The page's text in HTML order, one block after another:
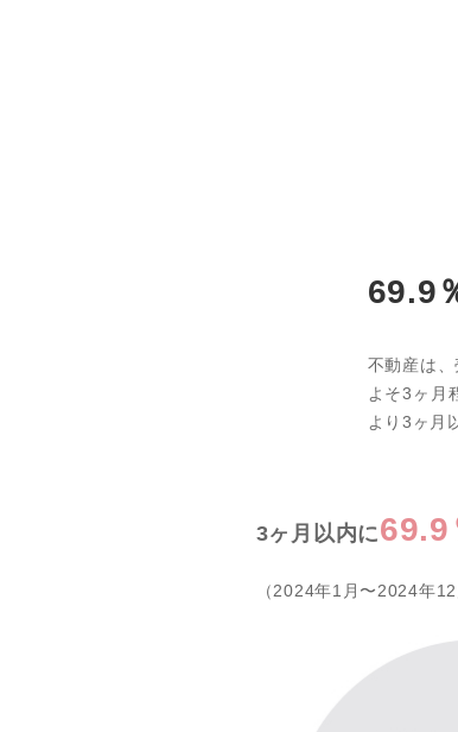
69.9
不動産は
よそ3ヶ月
より3ヶ月
3ヶ月以内に69.9
（2024年1月〜2024年12